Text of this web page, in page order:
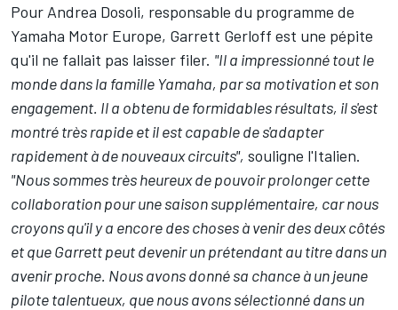
Pour Andrea Dosoli, responsable du programme de
Yamaha Motor Europe, Garrett Gerloff est une pépite
qu'il ne fallait pas laisser filer. "Il a impressionné tout le
monde dans la famille Yamaha, par sa motivation et son
engagement. Il a obtenu de formidables résultats, il s'est
montré très rapide et il est capable de s'adapter
rapidement à de nouveaux circuits", souligne l'Italien.
"Nous sommes très heureux de pouvoir prolonger cette
collaboration pour une saison supplémentaire, car nous
croyons qu'il y a encore des choses à venir des deux côtés
et que Garrett peut devenir un prétendant au titre dans un
avenir proche. Nous avons donné sa chance à un jeune
pilote talentueux, que nous avons sélectionné dans un